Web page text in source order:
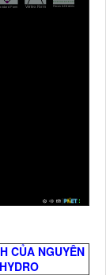
CỦA NGUYÊN